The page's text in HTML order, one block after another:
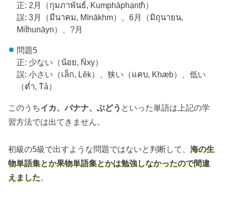
正: 2月（กุมภาพันธ์, Kump̣hāphạnṭh̒）
誤: 3月（มีนาคม, Mīnākhm）、6月（มิถุนายน,
Mit̄hunāyn）、?月
問題5
正: 少ない（น้อย, N̂xy）
誤: 小さい（เล็ก, Lĕk）、狭い（แคบ, Khæb）、低い
（ต่ำ, T̀ả）
このうちイカ、バナナ、ぶどう といった単語は上記の学
習方法では出てきません。
初級の5級で出すような問題ではないと判断して、海の生
物単語集とか果物単語集とかは勉強しなかったので間違
えました。